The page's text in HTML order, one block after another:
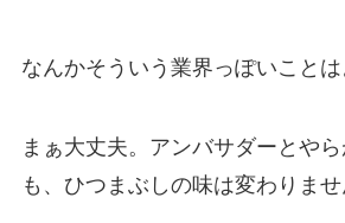
なんかそういう業界っぽいことは
まぁ大丈夫。アンバサダーとや
も、ひつまぶしの味は変わりませ